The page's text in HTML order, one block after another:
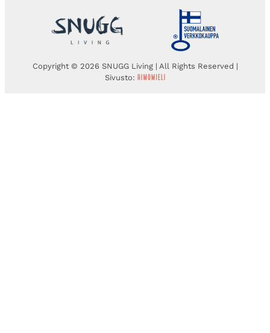
Copyright © 2026 SNUGG Living | All Rights Reserved |
Sivusto: